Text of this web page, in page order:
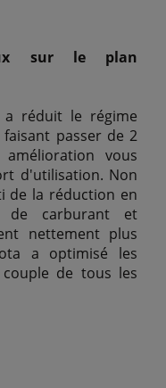
sur le plan
a réduit le régime
passer de 2
vous
d'utilisation. Non
de la réduction en
de carburant et
nettement plus
a optimisé les
de tous les